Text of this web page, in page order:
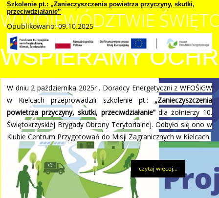
W WOJEWÓDZTWIE
WSPIERAMY
Szkolenie pt.: „Zanieczyszczenia powietrza przyczyny, skutki,
przeciwdziałanie”
Opublikowano: 09.10.2025
W dniu 2 października 2025r . Doradcy Energetyczni z WFOŚiGW
w Kielcach przeprowadzili szkolenie pt.:„Zanieczyszczenia
powietrza przyczyny, skutki, przeciwdziałanie”dla żołnierzy 10.
Świętokrzyskiej Brygady Obrony Terytorialnej. Odbyło się ono w
Klubie Centrum Przygotowań do Misji Zagranicznych w Kielcach.
czytaj więcej...